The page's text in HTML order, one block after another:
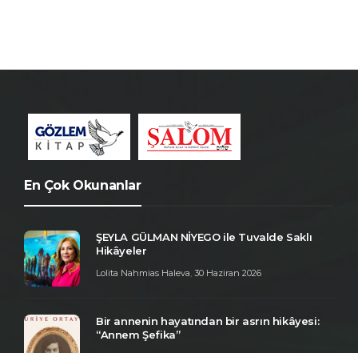
En Çok Okunanlar
ŞEYLA GÜLMAN NİYEGO ile Tuvalde Saklı
Hikâyeler
Lolita Nahmias Haleva, 30 Haziran 2026
Bir annenin hayatından bir asrın hikâyesi:
“Annem Şefika”